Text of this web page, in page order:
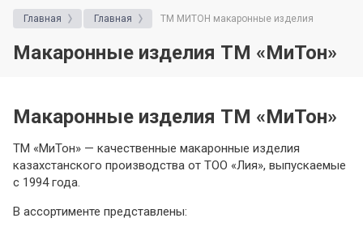
Главная Главная ТМ МИТОН макаронные изделия
Макаронные изделия ТМ «МиТон»
Макаронные изделия ТМ «МиТон»
ТМ «МиТон» — качественные макаронные изделия
казахстанского производства от ТОО «Лия», выпускаемые
с 1994 года.
В ассортименте представлены: